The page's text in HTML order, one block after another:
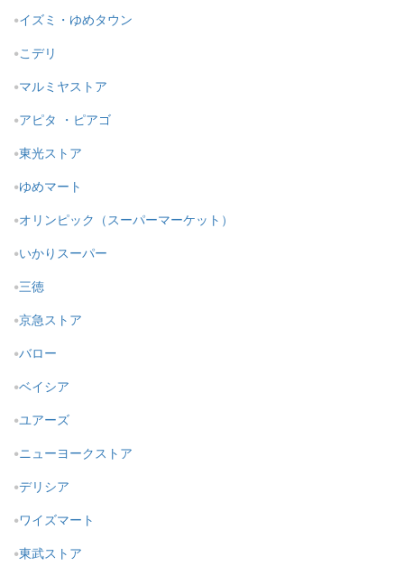
イズミ・ゆめタウン
こデリ
マルミヤストア
アピタ ・ピアゴ
東光ストア
ゆめマート
オリンピック（スーパーマーケット）
いかりスーパー
三徳
京急ストア
バロー
ベイシア
ユアーズ
ニューヨークストア
デリシア
ワイズマート
東武ストア